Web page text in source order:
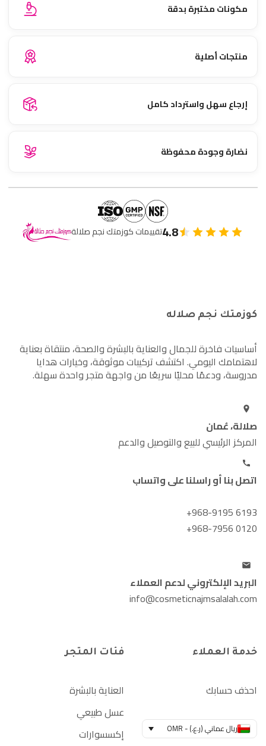
مكونات مختبرة بدقة
منتجات أصلية
إرجاع سهل واسترداد كامل
نضارة وجودة محفوظة
4.8تقييمات كوزمتك نجم صلالة
كوزمتك نجم صلاله
أساسيات فاخرة للجمال والعناية بالبشرة والصحة، منتقاة بعناية
لاهتمامك اليومي. اكتشف تركيبات موثوقة، وخيارات هدايا
مدروسة، ودعمًا محليًا سريعًا من واجهة متجر واحدة سهلة.
صلالة، عُمان
المركز الرئيسي للبيع والتوصيل والدعم
اتصل بنا أو راسلنا على واتساب
+968-9195 6193
+968-7956 0120
البريد الإلكتروني لدعم العملاء
info@cosmeticnajmsalalah.com
خدمة العملاء
احذف حسابك
ريال عماني (ر.ع.) - OMR
فئات المتجر
العناية بالبشرة
عسل طبيعي
إكسسوارات